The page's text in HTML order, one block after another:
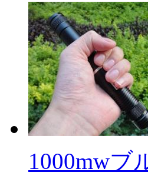
1000mwブ